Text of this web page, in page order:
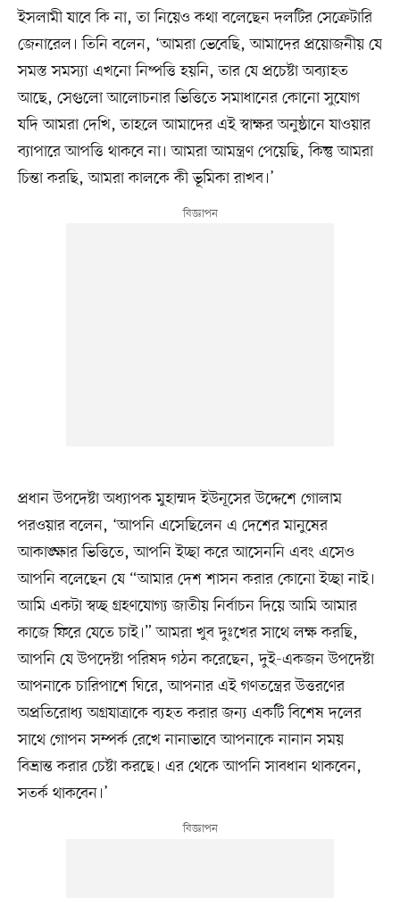
ইসলামী যাবে কি না, তা নিয়েও কথা বলেছেন দলটির সেক্রেটারি
জেনারেল। তিনি বলেন, ‘আমরা ভেবেছি, আমাদের প্রয়োজনীয় যে
সমস্ত সমস্যা এখনো নিষ্পত্তি হয়নি, তার যে প্রচেষ্টা অব্যাহত
আছে, সেগুলো আলোচনার ভিত্তিতে সমাধানের কোনো সুযোগ
যদি আমরা দেখি, তাহলে আমাদের এই স্বাক্ষর অনুষ্ঠানে যাওয়ার
ব্যাপারে আপত্তি থাকবে না। আমরা আমন্ত্রণ পেয়েছি, কিন্তু আমরা
চিন্তা করছি, আমরা কালকে কী ভূমিকা রাখব।’
প্রধান উপদেষ্টা অধ্যাপক মুহাম্মদ ইউনূসের উদ্দেশে গোলাম
পরওয়ার বলেন, ‘আপনি এসেছিলেন এ দেশের মানুষের
আকাঙ্ক্ষার ভিত্তিতে, আপনি ইচ্ছা করে আসেননি এবং এসেও
আপনি বলেছেন যে “আমার দেশ শাসন করার কোনো ইচ্ছা নাই।
আমি একটা স্বচ্ছ গ্রহণযোগ্য জাতীয় নির্বাচন দিয়ে আমি আমার
কাজে ফিরে যেতে চাই।” আমরা খুব দুঃখের সাথে লক্ষ করছি,
আপনি যে উপদেষ্টা পরিষদ গঠন করেছেন, দুই-একজন উপদেষ্টা
আপনাকে চারিপাশে ঘিরে, আপনার এই গণতন্ত্রের উত্তরণের
অপ্রতিরোধ্য অগ্রযাত্রাকে ব্যহত করার জন্য একটি বিশেষ দলের
সাথে গোপন সম্পর্ক রেখে নানাভাবে আপনাকে নানান সময়
বিভ্রান্ত করার চেষ্টা করছে। এর থেকে আপনি সাবধান থাকবেন,
সতর্ক থাকবেন।’